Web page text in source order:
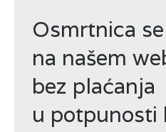
Osmrtnica
na našem
bez
u potpunosti